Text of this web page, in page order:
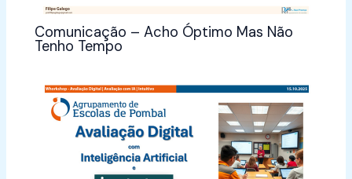
Comunicação – Acho Óptimo Mas Não
Tenho Tempo